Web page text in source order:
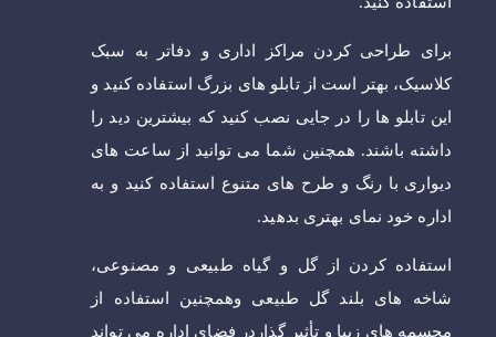
برای طراحی کردن مراکز اداری و دفاتر به سبک
کلاسیک، بهتر است از تابلو های بزرگ استفاده کنید و
این تابلو ها را در جایی نصب کنید که بیشترین دید را
داشته باشند. همچنین شما می توانید از ساعت های
دیواری با رنگ و طرح های متنوع استفاده کنید و به
اداره خود نمای بهتری بدهید.
استفاده کردن از گل و گیاه طبیعی و مصنوعی،
شاخه های بلند گل طبیعی وهمچنین استفاده از
مجسمه های زیبا و تأثیر گذاردر فضای اداره می تواند